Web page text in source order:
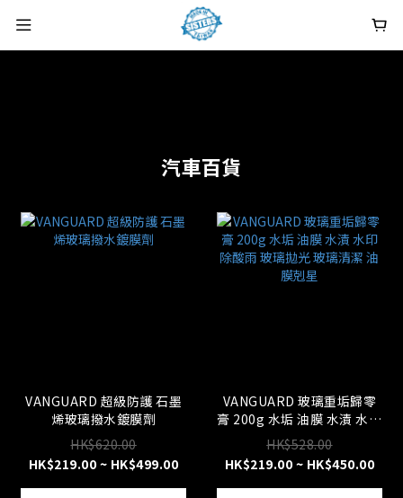
汽車百貨
VANGUARD 超級防護 石墨
烯玻璃撥水鍍膜劑
HK$620.00
HK$219.00 ~ HK$499.00
VANGUARD 玻璃重垢歸零
膏 200g 水垢 油膜 水漬 水印
除酸雨 玻璃拋光 玻璃清潔
油膜剋星
HK$528.00
HK$219.00 ~ HK$450.00